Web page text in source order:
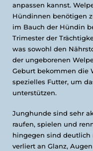
anpassen kannst.
Hündinnen benötigen
im Bauch der Hündin
Trimester der
was sowohl den
der ungeborenen
Geburt bekommen die
spezielles Futter, um
unterstützen.
Junghunde sind sehr
raufen, spielen und
hingegen sind deutlich
verliert an Glanz,